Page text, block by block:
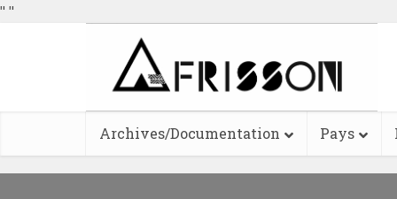
" "
Archives/Documentation Pays